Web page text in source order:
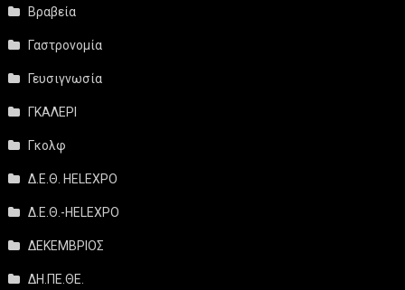
Βραβεία
Γαστρονομία
Γευσιγνωσία
ΓΚΑΛΕΡΙ
Γκολφ
Δ.Ε.Θ. HELEXPO
Δ.Ε.Θ.-HELEXPO
ΔΕΚΕΜΒΡΙΟΣ
ΔΗ.ΠΕ.ΘΕ.